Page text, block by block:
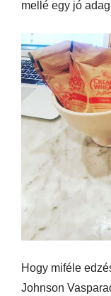
mellé egy jó
Hogy miféle
Johnson